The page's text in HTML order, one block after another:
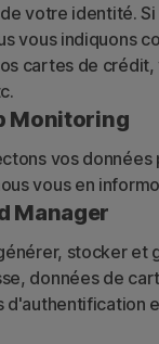
votre identité.
vous indiquons
cartes de
Monitoring
vos données
vous en
Manager
stocker et
données de
d'authentification